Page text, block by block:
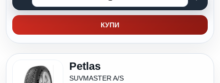
КУПИ
Petlas
SUVMASTER A/S